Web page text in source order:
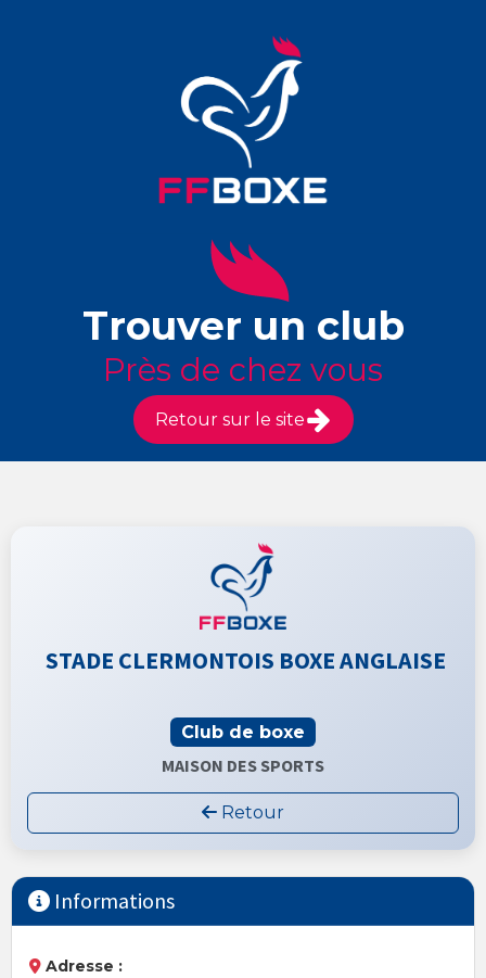
Trouver un club
Près de chez vous
Retour sur le site
STADE CLERMONTOIS BOXE ANGLAISE
Club de boxe
MAISON DES SPORTS
Retour
Informations
Adresse :